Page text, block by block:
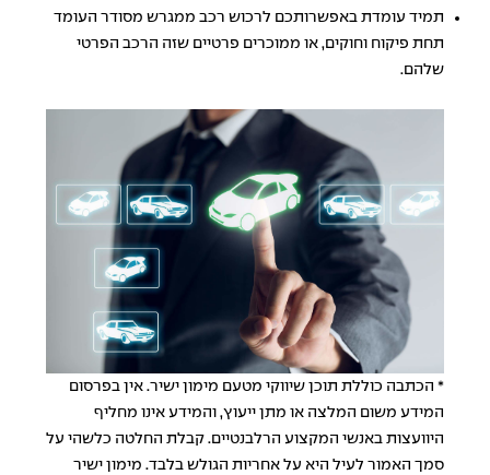
תמיד עומדת באפשרותכם לרכוש רכב ממגרש מסודר העומד
תחת פיקוח וחוקים, או ממוכרים פרטיים שזה הרכב הפרטי
שלהם.
* הכתבה כוללת תוכן שיווקי מטעם מימון ישיר. אין בפרסום
המידע משום המלצה או מתן ייעוץ, והמידע אינו מחליף
היוועצות באנשי המקצוע הרלבנטיים. קבלת החלטה כלשהי על
סמך האמור לעיל היא על אחריות הגולש בלבד. מימון ישיר